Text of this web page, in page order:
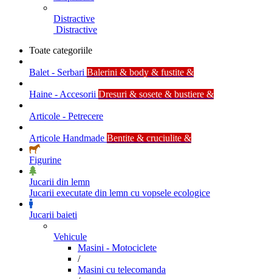
Distractive
Distractive
Toate categoriile
Balet - Serbari Balerini & body & fustite &
Haine - Accesorii Dresuri & sosete & bustiere &
Articole - Petrecere
Articole Handmade Bentite & cruciulite &
Figurine
Jucarii din lemn
Jucarii executate din lemn cu vopsele ecologice
Jucarii baieti
Vehicule
Masini - Motociclete
/
Masini cu telecomanda